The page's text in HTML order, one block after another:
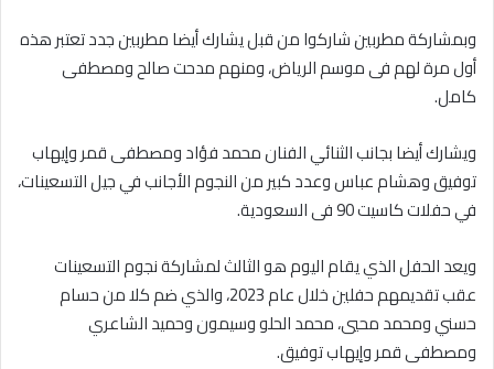
وبمشاركة مطربين شاركوا من قبل يشارك أيضا مطربين جدد تعتبر هذه
أول مرة لهم فى موسم الرياض، ومنهم مدحت صالح ومصطفى
كامل.
ويشارك أيضا بجانب الثنائي الفنان محمد فؤاد ومصطفى قمر وإيهاب
توفيق وهشام عباس وعدد كبير من النجوم الأجانب في جيل التسعينات،
في حفلات كاسيت 90 فى السعودية.
ويعد الحفل الذي يقام اليوم هو الثالث لمشاركة نجوم التسعينات
عقب تقديمهم حفلين خلال عام 2023، والذي ضم كلا من حسام
حسني ومحمد محيي، محمد الحلو وسيمون وحميد الشاعري
ومصطفى قمر وإيهاب توفيق.